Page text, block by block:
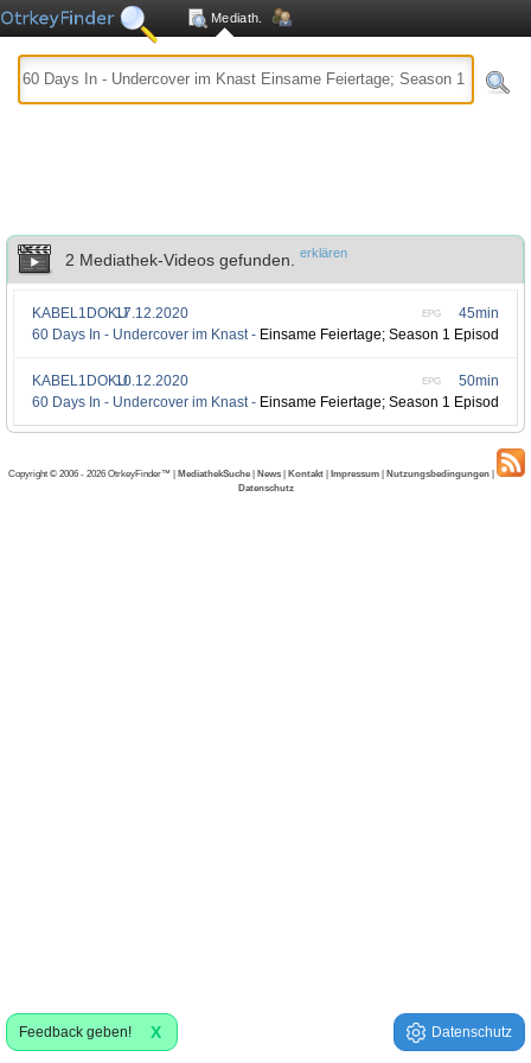
Mediath.
2 Mediathek-Videos gefunden. erklären
45min
EPG
KABEL1DOKU17.12.2020
60 Days In - Undercover im Knast - Einsame Feiertage; Season 1 Episode 9
50min
EPG
KABEL1DOKU10.12.2020
60 Days In - Undercover im Knast - Einsame Feiertage; Season 1 Episode 9
Copyright © 2006 - 2026 OtrkeyFinder™ | MediathekSuche | News | Kontakt | Impressum | Nutzungsbedingungen |
Datenschutz
Feedback geben! X Datenschutz